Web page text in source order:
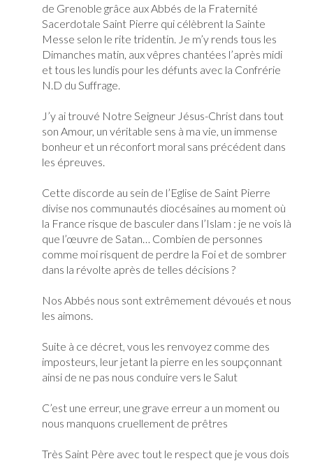
de Grenoble grâce aux Abbés de la Fraternité
Sacerdotale Saint Pierre qui célèbrent la Sainte
Messe selon le rite tridentin. Je m’y rends tous les
Dimanches matin, aux vêpres chantées l’après midi
et tous les lundis pour les défunts avec la Confrérie
N.D du Suffrage.
J’y ai trouvé Notre Seigneur Jésus-Christ dans tout
son Amour, un véritable sens à ma vie, un immense
bonheur et un réconfort moral sans précédent dans
les épreuves.
Cette discorde au sein de l’Eglise de Saint Pierre
divise nos communautés diocésaines au moment où
la France risque de basculer dans l’Islam : je ne vois là
que l’œuvre de Satan… Combien de personnes
comme moi risquent de perdre la Foi et de sombrer
dans la révolte après de telles décisions ?
Nos Abbés nous sont extrêmement dévoués et nous
les aimons.
Suite à ce décret, vous les renvoyez comme des
imposteurs, leur jetant la pierre en les soupçonnant
ainsi de ne pas nous conduire vers le Salut
C’est une erreur, une grave erreur a un moment ou
nous manquons cruellement de prêtres
Très Saint Père avec tout le respect que je vous dois